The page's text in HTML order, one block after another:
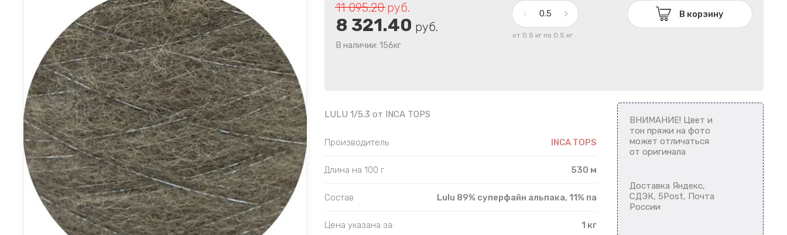
11 095.20руб.
8 321.40 руб.
В наличии: 156кг
от 0.5 кг по 0.5 кг
В корзину
LULU 1/5.3 от INCA TOPS
Производитель INCA TOPS
Длина на 100 г 530 м
Состав Lulu 89% суперфайн альпака, 11% па
Цена указана за: 1 кг
ВНИМАНИЕ! Цвет и
тон пряжи на фото
может отличаться
от оригинала
Доставка Яндекс,
СДЭК, 5Post, Почта
России